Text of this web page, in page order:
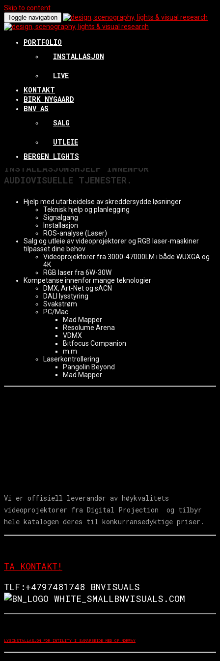
Skip to content
Toggle navigation
PORTFOLIO
INSTALLASJON
LIVE
KONTAKT
BIRK NYGAARD
BNV AS
SALG
UTLEIE
BERGEN LIGHTS
BNV AS
BN VISUALS AS –
LYS/AV/LASER
BN VISUALS AS TILBYR SYSTEM OG
INSTALLASJONSHJELP INNENFOR
AUDIOVISUELLE TJENESTER.
Hjelp med utarbeidelse av skreddersydde løsninger
Teknisk hjelp og planlegging
Signalgang
Installasjon
ROS-analyse (Laser)
Salg og utleie av videoprojektorer og RGB laser-maskiner
tilpasset dine behov
Videoprojektorer fra 3000-47000LM i både WUXGA og
4K
RGB laser fra 6W-30W
Kompetanse innenfor mange teknologier
DMX, Art-Net og sACN
DALI lysstyring
Svakstrøm
PC/Mac
Mad Mapper
Resolume Arena
VDMX
Bitfocus Companion
m.m
Laserkontrollering
Pangolin Beyond
Mad Mapper
Vi er offisiell leverandør av høykvalitets
videoprojektorer fra Digital Projection og tilbyr
hele katalogen deres til konkurransedyktige priser.
TA KONTAKT!
TLF:+4797481748 BNVISUALS
BNVISUALS.COM
LYSINSTALLASJON FOR INTILITY I SAMARBEIDE MED CP NORWAY